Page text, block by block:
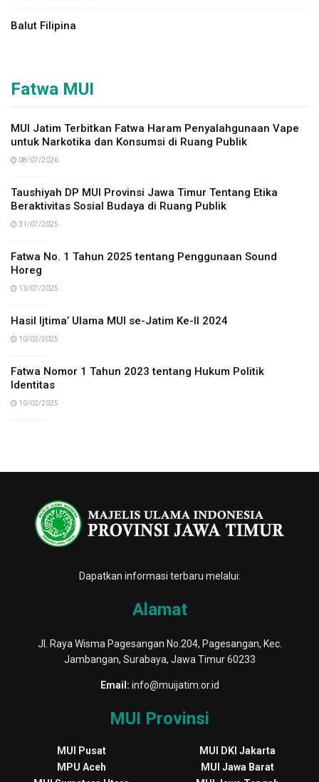
Balut Filipina
Fatwa MUI
MUI Jatim Terbitkan Fatwa Haram Penyalahgunaan Vape
untuk Narkotika dan Konsumsi di Ruang Publik
08/07/2026
Taushiyah DP MUI Provinsi Jawa Timur Tentang Etika
Beraktivitas Sosial Budaya di Ruang Publik
31/07/2025
Fatwa No. 1 Tahun 2025 tentang Penggunaan Sound
Horeg
13/07/2025
Hasil Ijtima’ Ulama MUI se-Jatim Ke-II 2024
10/02/2025
Fatwa Nomor 1 Tahun 2023 tentang Hukum Politik
Identitas
10/02/2025
Dapatkan informasi terbaru melalui:
Alamat
Jl. Raya Wisma Pagesangan No.204, Pagesangan, Kec.
Jambangan, Surabaya, Jawa Timur 60233
Email: info@muijatim.or.id
MUI Provinsi
MUI Pusat
MPU Aceh
MUI DKI Jakarta
MUI Jawa Barat